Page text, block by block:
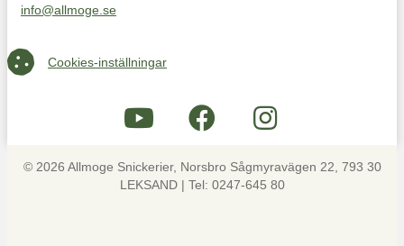
Maila oss på info@allmoge.se
info@allmoge.se
Cookies-inställningar
Cookies-inställningar
© 2026 Allmoge Snickerier, Norsbro Sågmyravägen 22, 793 30
LEKSAND | Tel: 0247-645 80